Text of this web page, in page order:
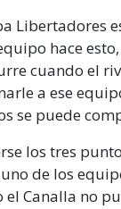
Libertadores
hace
cuando el
a ese
se puede
los tres
de los
Canalla no